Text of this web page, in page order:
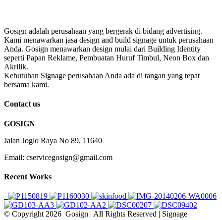
Gosign adalah perusahaan yang bergerak di bidang advertising.
Kami menawarkan jasa design and build signage untuk perusahaan
Anda. Gosign menawarkan design mulai dari Building Identity
seperti Papan Reklame, Pembuatan Huruf Timbul, Neon Box dan
Akrilik.
Kebutuhan Signage perusahaan Anda ada di tangan yang tepat
bersama kami.
Contact us
GOSIGN
Jalan Joglo Raya No 89, 11640
Email: cservicegosign@gmail.com
Recent Works
© Copyright 2026 Gosign | All Rights Reserved | Signage